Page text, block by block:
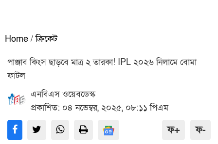
Home / ক্রিকেট
পাঞ্জাব কিংস ছাড়বে মাত্র ২ তারকা! IPL ২০২৬ নিলামে বোমা
ফাটল
এনবিএস ওয়েবডেস্ক
প্রকাশিত: ০৪ নভেম্বর, ২০২৫, ০৮:১১ পিএম
ফ+ ফ-